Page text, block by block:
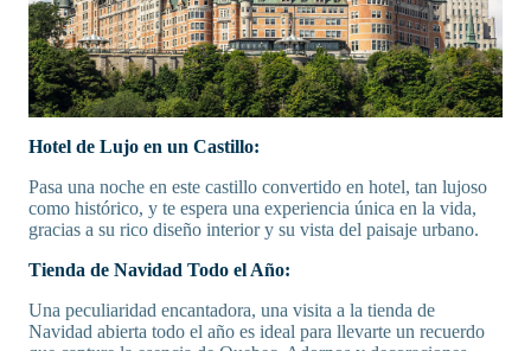
Hotel de Lujo en un Castillo:
Pasa una noche en este castillo convertido en hotel, tan lujoso
como histórico, y te espera una experiencia única en la vida,
gracias a su rico diseño interior y su vista del paisaje urbano.
Tienda de Navidad Todo el Año:
Una peculiaridad encantadora, una visita a la tienda de
Navidad abierta todo el año es ideal para llevarte un recuerdo